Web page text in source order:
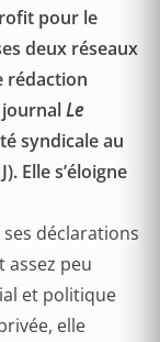
pour le
deux réseaux
rédaction
Le
syndicale au
Elle s’éloigne
déclarations
assez peu
et politique
elle